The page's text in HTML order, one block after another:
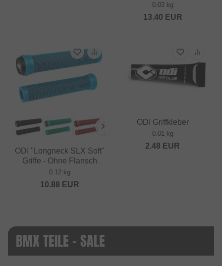
0.03 kg
13.40 EUR
ODI "Longneck SLX Soft"
Griffe - Ohne Flansch
0.12 kg
10.88 EUR
ODI Griffkleber
0.01 kg
2.48 EUR
BMX TEILE - SALE